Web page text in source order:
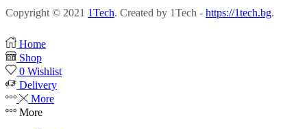
Copyright © 2021 1Tech. Created by 1Tech - https://1tech.bg.
Home
Shop
0 Wishlist
Delivery
More
More